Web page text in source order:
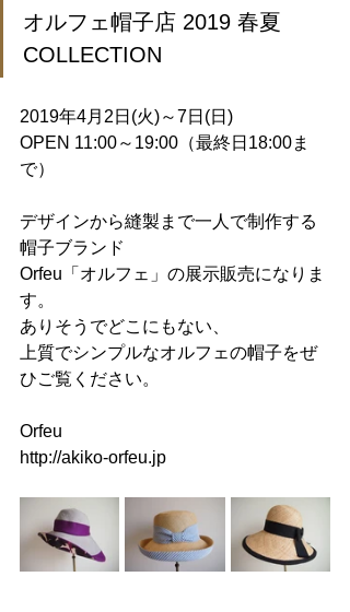
オルフェ帽子店 2019 春夏
COLLECTION
2019年4月2日(火)～7日(日)
OPEN 11:00～19:00（最終日18:00ま
で）
デザインから縫製まで一人で制作する
帽子ブランド
Orfeu「オルフェ」の展示販売になりま
す。
ありそうでどこにもない、
上質でシンプルなオルフェの帽子をぜ
ひご覧ください。
Orfeu
http://akiko-orfeu.jp